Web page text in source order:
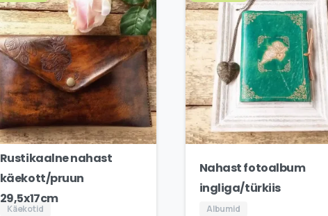
Rustikaalne nahast
käekott/pruun
29,5x17cm
Käekotid
Nahast fotoalbum
ingliga/türkiis
Albumid